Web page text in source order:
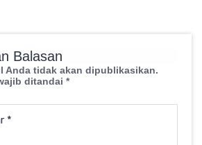
Balasan
Anda tidak akan dipublikasikan.
ditandai *
*